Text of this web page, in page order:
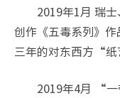
2019年1月 瑞
创作《五毒系列》
三年的对东西方“
2019年4月 “一